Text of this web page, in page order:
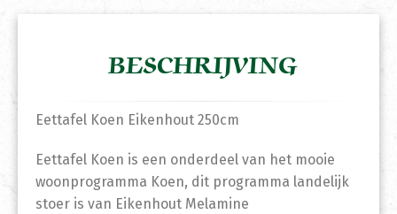
BESCHRIJVING
Eettafel Koen Eikenhout 250cm
Eettafel Koen is een onderdeel van het mooie
woonprogramma Koen, dit programma landelijk
stoer is van Eikenhout Melamine